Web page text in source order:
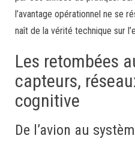
l’avantage opérationnel ne se
naît de la vérité technique sur
Les retombées
capteurs,
cognitive
De l’avion au